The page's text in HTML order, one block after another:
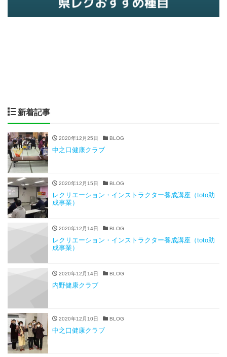
新着記事
2020年12月25日 BLOG
中之口健康クラブ
2020年12月15日 BLOG
レクリエーション・インストラクター養成講座（toto助
成事業）
2020年12月14日 BLOG
レクリエーション・インストラクター養成講座（toto助
成事業）
2020年12月14日 BLOG
内野健康クラブ
2020年12月10日 BLOG
中之口健康クラブ